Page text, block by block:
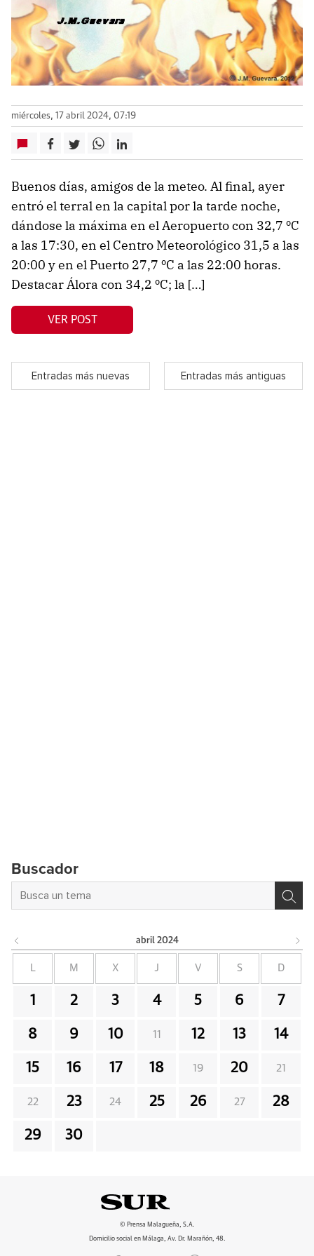
miércoles, 17 abril 2024, 07:19
Buenos días, amigos de la meteo. Al final, ayer
entró el terral en la capital por la tarde noche,
dándose la máxima en el Aeropuerto con 32,7 ºC
a las 17:30, en el Centro Meteorológico 31,5 a las
20:00 y en el Puerto 27,7 ºC a las 22:00 horas.
Destacar Álora con 34,2 ºC; la […]
VER POST
Entradas más nuevas Entradas más antiguas
Buscador
abril 2024
L M X J V S D
1 2 3 4 5 6 7
8 9 10 11 12 13 14
15 16 17 18 19 20 21
22 23 24 25 26 27 28
29 30
© Prensa Malagueña, S.A.
Domicilio social en Málaga, Av. Dr. Marañón, 48.